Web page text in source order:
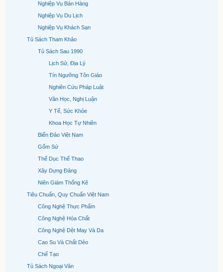
Nghiệp Vụ Bán Hàng
Nghiệp Vụ Du Lịch
Nghiệp Vụ Khách Sạn
Tủ Sách Tham Khảo
Tủ Sách Sau 1990
Lịch Sử, Địa Lý
Tín Ngưỡng Tôn Giáo
Nghiên Cứu Pháp Luật
Văn Học, Nghị Luận
Y Tế, Sức Khỏe
Khoa Học Tự Nhiên
Biển Đảo Việt Nam
Gốm Sứ
Thể Dục Thể Thao
Xây Dựng Đảng
Niên Giám Thống Kê
Tiêu Chuẩn, Quy Chuẩn Việt Nam
Công Nghệ Thực Phẩm
Công Nghệ Hóa Chất
Công Nghệ Dệt May Và Da
Cao Su Và Chất Dẻo
Chế Tạo
Tủ Sách Ngoại Văn